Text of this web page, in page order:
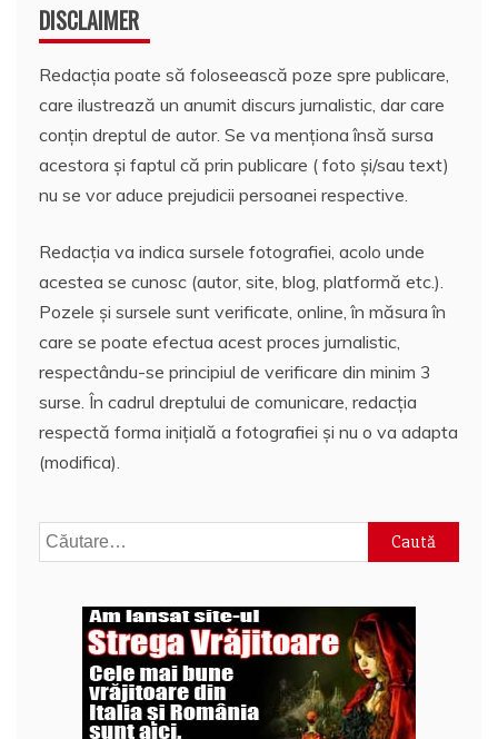
DISCLAIMER
Redacția poate să foloseească poze spre publicare,
care ilustrează un anumit discurs jurnalistic, dar care
conțin dreptul de autor. Se va menționa însă sursa
acestora și faptul că prin publicare ( foto și/sau text)
nu se vor aduce prejudicii persoanei respective.
Redacția va indica sursele fotografiei, acolo unde
acestea se cunosc (autor, site, blog, platformă etc.).
Pozele și sursele sunt verificate, online, în măsura în
care se poate efectua acest proces jurnalistic,
respectându-se principiul de verificare din minim 3
surse. În cadrul dreptului de comunicare, redacția
respectă forma inițială a fotografiei și nu o va adapta
(modifica).
Caută
după: